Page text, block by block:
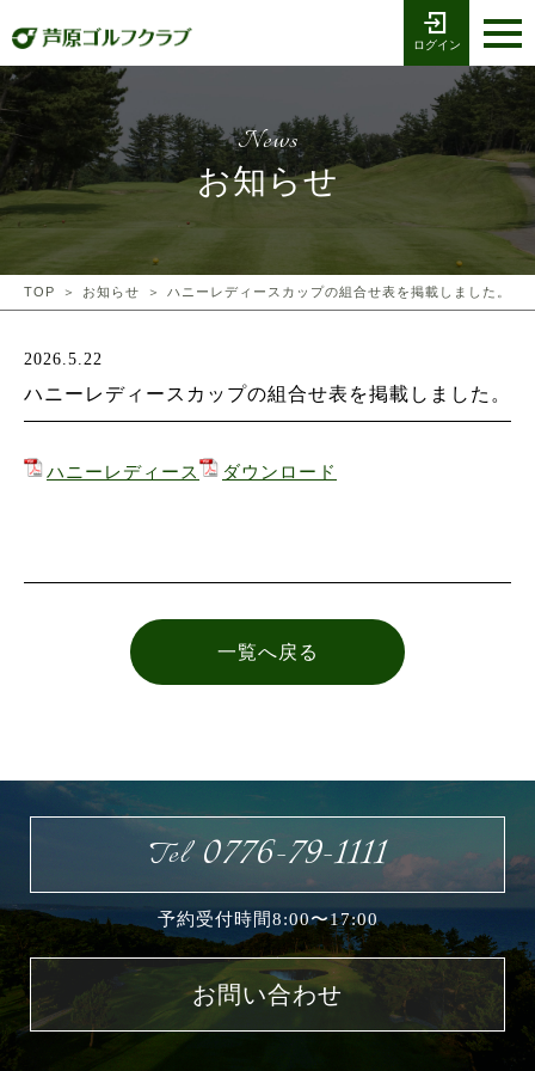
ログイン
受付時間8:00〜17:00
Tel 0776-79-1111
ホーム
海コース
湖コース
クラブ競技
施設案内
採用情報
News
お知らせ
TOP お知らせ ハニーレディースカップの組合せ表を掲載しました。
2026.5.22
ハニーレディースカップの組合せ表を掲載しました。
ハニーレディース ダウンロード
一覧へ戻る
Tel 0776-79-1111
予約受付時間8:00〜17:00
お問い合わせ